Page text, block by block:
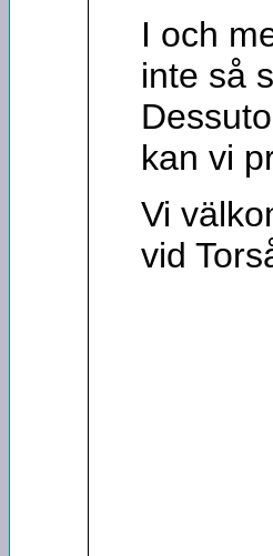
I och
inte så
kan vi
Vi
vid